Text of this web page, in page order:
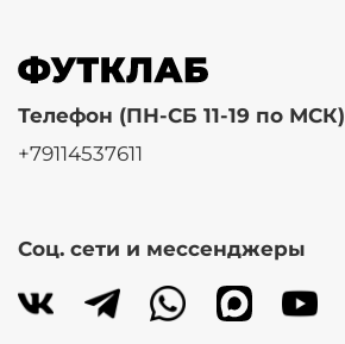
Телефон (ПН-СБ 11-19 по МСК)
+79114537611
Соц. сети и мессенджеры